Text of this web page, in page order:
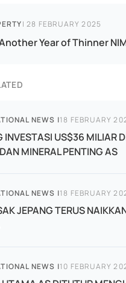
|28 FEBRUARY 2025
Year of Thinner
NEWS |18 FEBRUARY
INVESTASI US$36 MILIAR
MINERAL PENTING AS
NEWS |18 FEBRUARY
JEPANG TERUS
NEWS |10 FEBRUARY